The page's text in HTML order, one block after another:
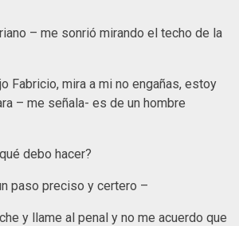
– me sonrió mirando el techo de la
Fabricio, mira a mi no engañas, estoy
– me señala- es de un hombre
debo hacer?
paso preciso y certero –
y llame al penal y no me acuerdo que